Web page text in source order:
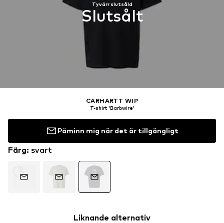
Tyvärr slutsåld
Slutsålt
CARHARTT WIP
T-shirt 'Barbwire'
Påminn mig när det är tillgängligt
Färg: svart
Liknande alternativ